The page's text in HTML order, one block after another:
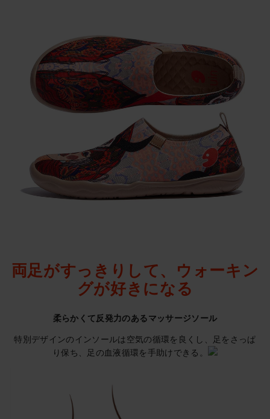
両足がすっきりして、ウォーキン
グが好きになる
柔らかくて反発力のあるマッサージソール
特別デザインのインソールは空気の循環を良くし、足をさっぱ
り保ち、足の血液循環を手助けできる。